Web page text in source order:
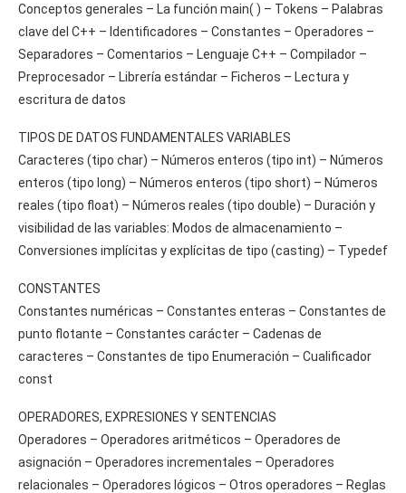
Conceptos generales – La función main( ) – Tokens – Palabras
clave del C++ – Identificadores – Constantes – Operadores –
Separadores – Comentarios – Lenguaje C++ – Compilador –
Preprocesador – Librería estándar – Ficheros – Lectura y
escritura de datos
TIPOS DE DATOS FUNDAMENTALES VARIABLES
Caracteres (tipo char) – Números enteros (tipo int) – Números
enteros (tipo long) – Números enteros (tipo short) – Números
reales (tipo float) – Números reales (tipo double) – Duración y
visibilidad de las variables: Modos de almacenamiento –
Conversiones implícitas y explícitas de tipo (casting) – Typedef
CONSTANTES
Constantes numéricas – Constantes enteras – Constantes de
punto flotante – Constantes carácter – Cadenas de
caracteres – Constantes de tipo Enumeración – Cualificador
const
OPERADORES, EXPRESIONES Y SENTENCIAS
Operadores – Operadores aritméticos – Operadores de
asignación – Operadores incrementales – Operadores
relacionales – Operadores lógicos – Otros operadores – Reglas